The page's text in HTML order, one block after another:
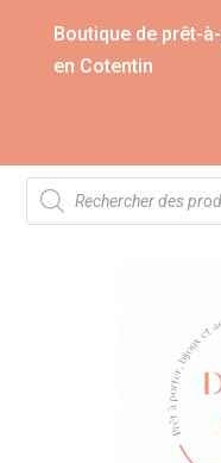
Boutique de prêt-
en Cotentin
Recherche
de
produits